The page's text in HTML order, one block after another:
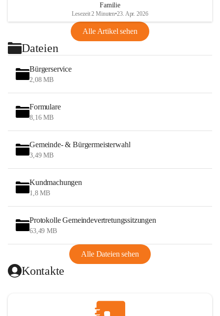
Familie
Lesezeit 2 Minuten•23. Apr. 2026
Alle Artikel sehen
Dateien
Bürgerservice
2,08 MB
Formulare
8,16 MB
Gemeinde- & Bürgermeisterwahl
3,49 MB
Kundmachungen
1,8 MB
Protokolle Gemeindevertretungssitzungen
63,49 MB
Alle Dateien sehen
Kontakte